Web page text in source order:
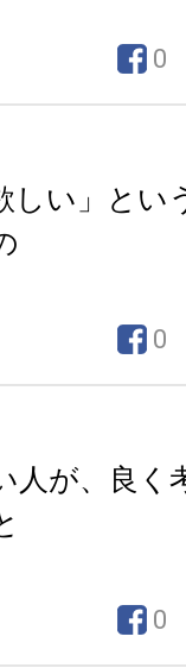
0
しい」とい
0
人が、良く
0